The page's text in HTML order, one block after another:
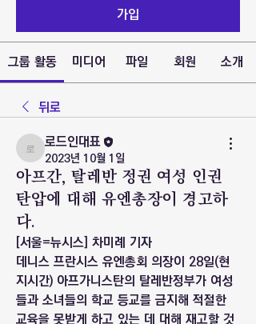
가입
그룹 활동 미디어 파일 회원 소개
뒤로
로드인대표
로드인대표
2023년 10월 1일
아프간, 탈레반 정권 여성 인권
탄압에 대해 유엔총장이 경고하
다.
[서울=뉴시스] 차미례 기자
데니스 프란시스 유엔총회 의장이 28일(현
지시간) 아프가니스탄의 탈레반정부가 여성
들과 소녀들의 학교 등교를 금지해 적절한
교육을 못받게 하고 있는 데 대해 재고할 것